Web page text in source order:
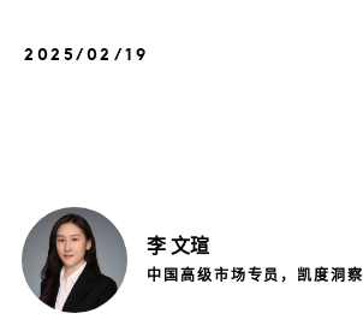
2025/02/19
李 文瑄
中国高级市场专员，凯度洞察